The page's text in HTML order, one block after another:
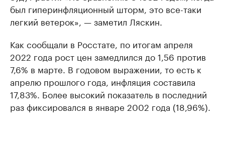
был гиперинфляционный шторм, это все-таки
легкий ветерок», — заметил Ляскин.
Как сообщали в Росстате, по итогам апреля
2022 года рост цен замедлился до 1,56 против
7,6% в марте. В годовом выражении, то есть к
апрелю прошлого года, инфляция составила
17,83%. Более высокий показатель в последний
раз фиксировался в январе 2002 года (18,96%).